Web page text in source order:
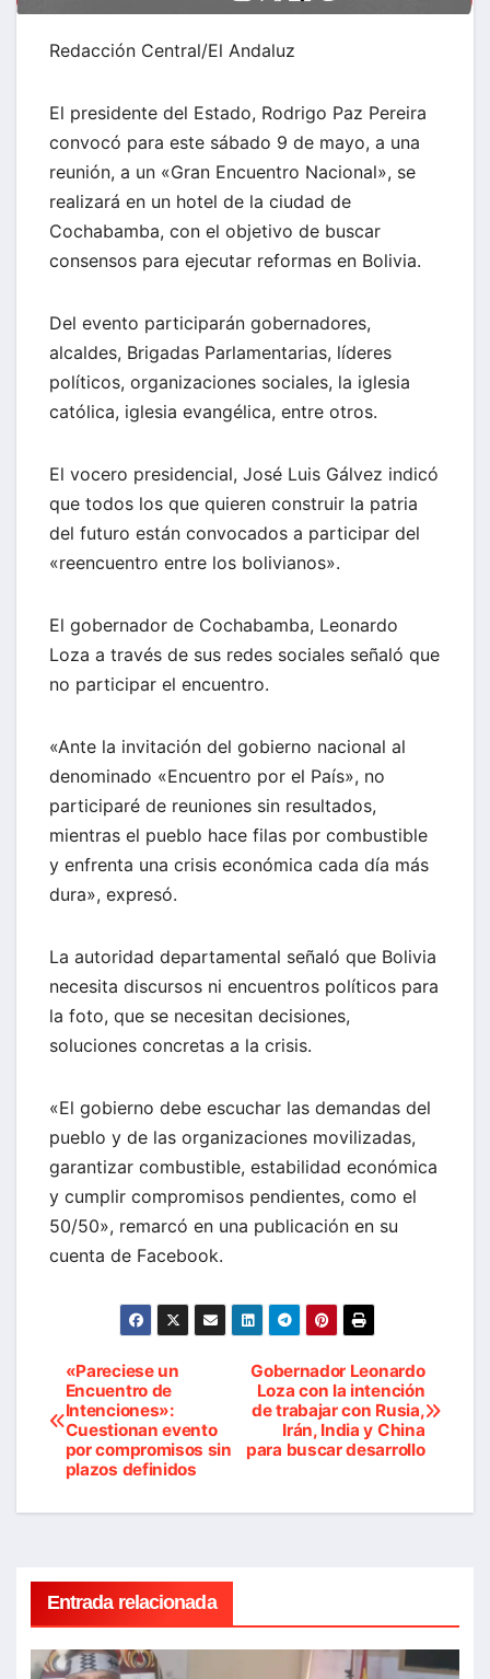
Redacción Central/El Andaluz
El presidente del Estado, Rodrigo Paz Pereira
convocó para este sábado 9 de mayo, a una
reunión, a un «Gran Encuentro Nacional», se
realizará en un hotel de la ciudad de
Cochabamba, con el objetivo de buscar
consensos para ejecutar reformas en Bolivia.
Del evento participarán gobernadores,
alcaldes, Brigadas Parlamentarias, líderes
políticos, organizaciones sociales, la iglesia
católica, iglesia evangélica, entre otros.
El vocero presidencial, José Luis Gálvez indicó
que todos los que quieren construir la patria
del futuro están convocados a participar del
«reencuentro entre los bolivianos».
El gobernador de Cochabamba, Leonardo
Loza a través de sus redes sociales señaló que
no participar el encuentro.
«Ante la invitación del gobierno nacional al
denominado «Encuentro por el País», no
participaré de reuniones sin resultados,
mientras el pueblo hace filas por combustible
y enfrenta una crisis económica cada día más
dura», expresó.
La autoridad departamental señaló que Bolivia
necesita discursos ni encuentros políticos para
la foto, que se necesitan decisiones,
soluciones concretas a la crisis.
«El gobierno debe escuchar las demandas del
pueblo y de las organizaciones movilizadas,
garantizar combustible, estabilidad económica
y cumplir compromisos pendientes, como el
50/50», remarcó en una publicación en su
cuenta de Facebook.
Navegación
de
entradas
Gobernador Leonardo
Loza con la intención
de trabajar con Rusia,
Irán, India y China
para buscar desarrollo
«Pareciese un
Encuentro de
Intenciones»:
Cuestionan evento
por compromisos sin
plazos definidos
Entrada relacionada